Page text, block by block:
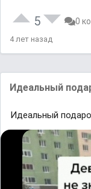
5 0
4 лет назад
Идеальный
Идеальный